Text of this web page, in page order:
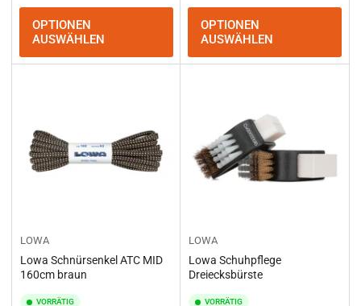
Preis
OPTIONEN
AUSWÄHLEN
Preis
OPTIONEN
AUSWÄHLEN
LOWA
Lowa Schnürsenkel ATC MID
160cm braun
VORRÄTIG
LOWA
Lowa Schuhpflege
Dreiecksbürste
VORRÄTIG